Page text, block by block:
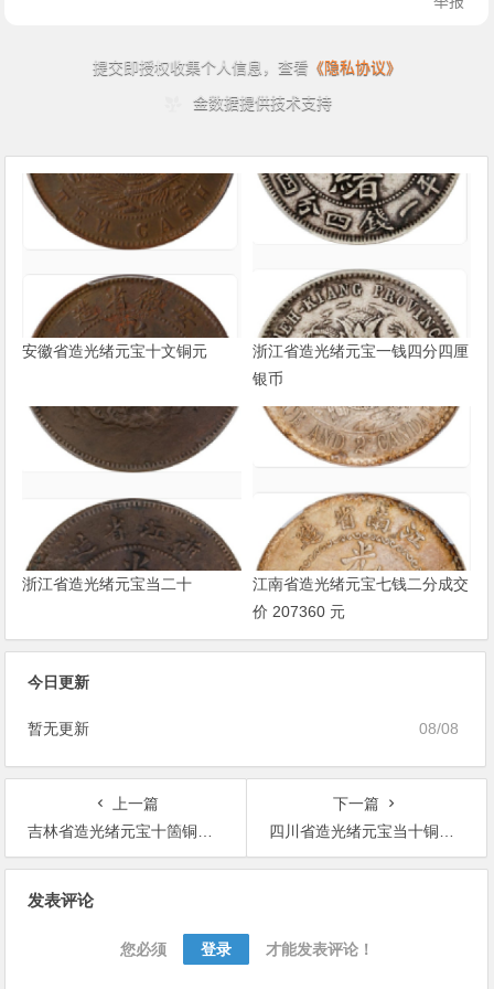
安徽省造光绪元宝十文铜元
浙江省造光绪元宝一钱四分四厘
银币
浙江省造光绪元宝当二十
江南省造光绪元宝七钱二分成交
价 207360 元
今日更新
08/08
暂无更新
上一篇
吉林省造光绪元宝十箇铜币价格
下一篇
四川省造光绪元宝当十铜币价格
发表评论
您必须 登录 才能发表评论！